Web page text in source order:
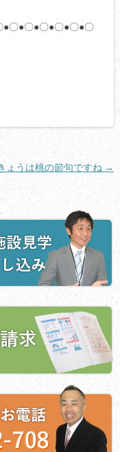
〇●〇●〇●〇●〇●〇
ょうは桃の節句ですね →